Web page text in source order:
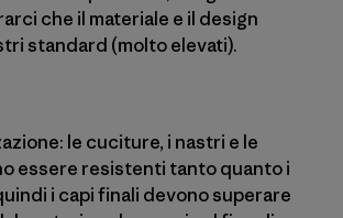
che il materiale e il design
standard (molto elevati).
le cuciture, i nastri e le
essere resistenti tanto quanto i
i capi finali devono superare